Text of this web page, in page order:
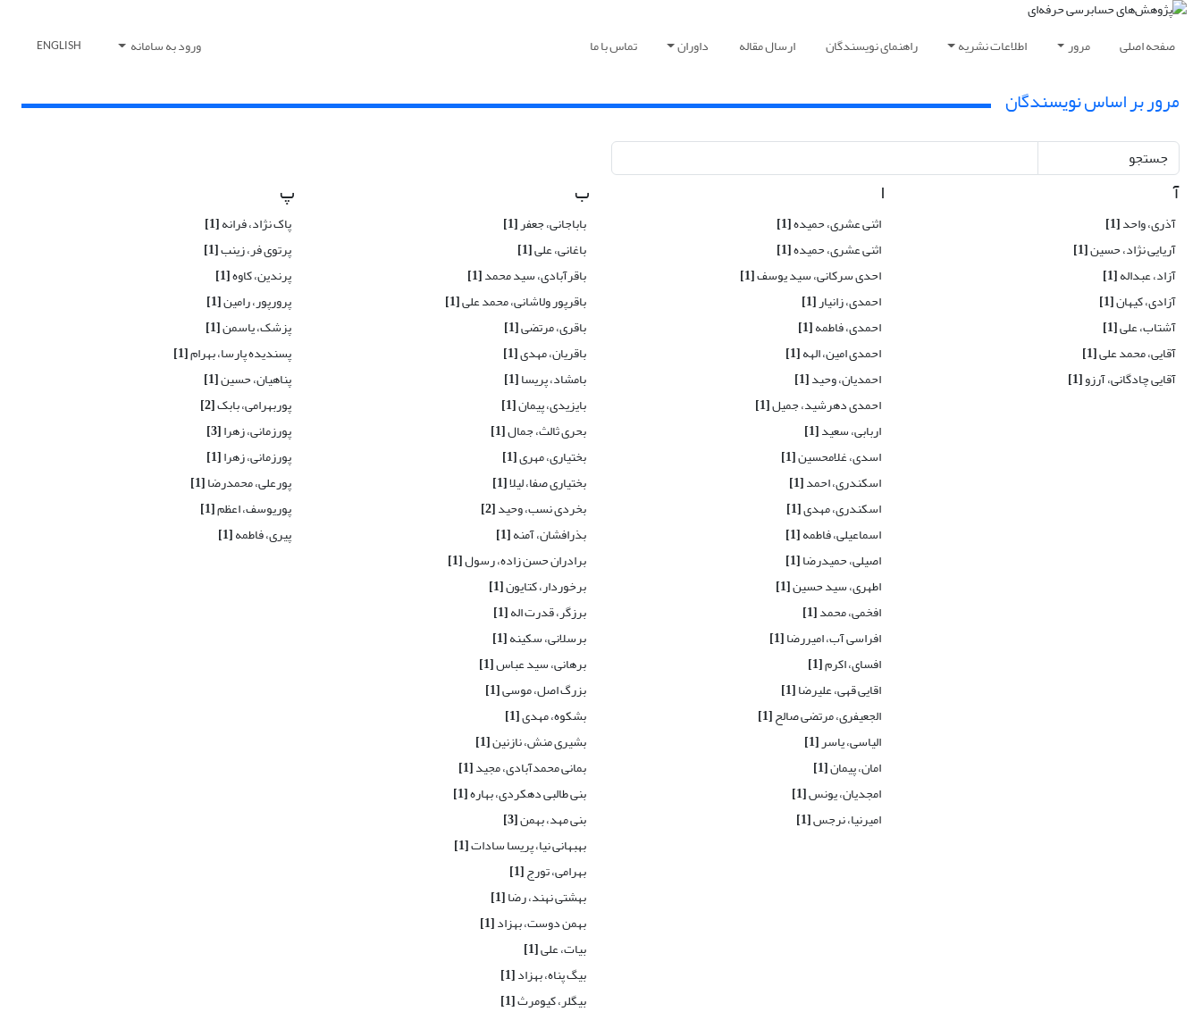
صفحه اصلی مرور اطلاعات نشریه راهنمای نویسندگان ارسال مقاله داوران تماس با ما ورود به سامانه ENGLISH
مرور بر اساس نویسندگان
جستجو
آ
آذری، واحد[1]
آریایی نژاد، حسین[1]
آزاد، عبداله[1]
آزادی، کیهان[1]
آشتاب، علی[1]
آقایی، محمد علی[1]
آقایی چادگانی، آرزو[1]
ا
اثنی عشری، حمیده[1]
اثنی عشری، حمیده[1]
احدی سرکانی، سید یوسف[1]
احمدی، زانیار[1]
احمدی، فاطمه[1]
احمدی امین، الهه[1]
احمدیان، وحید[1]
احمدی دهرشید، جمیل[1]
اربابی، سعید[1]
اسدی، غلامحسین[1]
اسکندری، احمد[1]
اسکندری، مهدی[1]
اسماعیلی، فاطمه[1]
اصیلی، حمیدرضا[1]
اطهری، سید حسین[1]
افخمی، محمد[1]
افراسی آب، امیررضا[1]
افسای، اکرم[1]
اقایی قهی، علیرضا[1]
الجعیفری، مرتضی صالح[1]
الیاسی، یاسر[1]
امان، پیمان[1]
امجدیان، یونس[1]
امیرنیا، نرجس[1]
ب
باباجانی، جعفر[1]
باغانی، علی[1]
باقرآبادی، سید محمد[1]
باقرپور ولاشانی، محمد علی[1]
باقری، مرتضی[1]
باقریان، مهدی[1]
بامشاد، پریسا[1]
بایزیدی، پیمان[1]
بحری ثالث، جمال[1]
بختیاری، مهری[1]
بختیاری صفا، لیلا[1]
بخردی نسب، وحید[2]
بذرافشان، آمنه[1]
برادران حسن زاده، رسول[1]
برخوردار، کتایون[1]
برزگر، قدرت اله[1]
برسلانی، سکینه[1]
برهانی، سید عباس[1]
بزرگ اصل، موسی[1]
بشکوه، مهدی[1]
بشیری منش، نازنین[1]
بمانی محمدآبادی، مجید[1]
بنی طالبی دهکردی، بهاره[1]
بنی مهد، بهمن[3]
بهبهانی نیا، پریسا سادات[1]
بهرامی، تورج[1]
بهشتی نهند، رضا[1]
بهمن دوست، بهزاد[1]
بیات، علی[1]
بیگ پناه، بهزاد[1]
بیگلر، کیومرث[1]
پ
پاک نژاد، فرانه[1]
پرتوی فر، زینب[1]
پرندین، کاوه[1]
پرورپور، رامین[1]
پزشک، یاسمن[1]
پسندیده پارسا، بهرام[1]
پناهیان، حسین[1]
پوربهرامی، بابک[2]
پورزمانی، زهرا[3]
پورزمانی، زهرا[1]
پورعلی، محمدرضا[1]
پوریوسف، اعظم[1]
پیری، فاطمه[1]